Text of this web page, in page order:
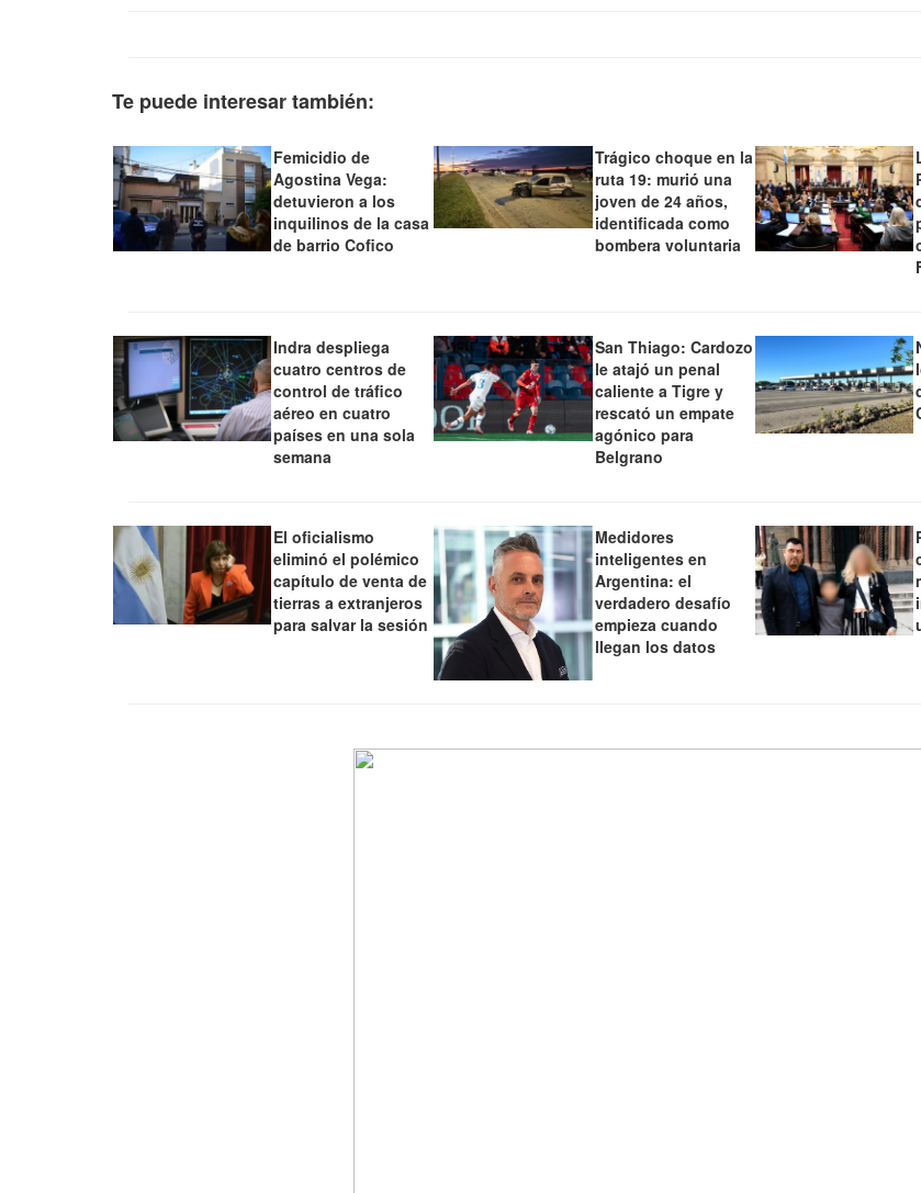
Te puede interesar también:
Femicidio de
Agostina Vega:
detuvieron a los
inquilinos de la casa
de barrio Cofico
Trágico choque en la
ruta 19: murió una
joven de 24 años,
identificada como
bombera voluntaria
Indra despliega
cuatro centros de
control de tráfico
aéreo en cuatro
países en una sola
semana
San Thiago: Cardozo
le atajó un penal
caliente a Tigre y
rescató un empate
agónico para
Belgrano
El oficialismo
eliminó el polémico
capítulo de venta de
tierras a extranjeros
para salvar la sesión
Medidores
inteligentes en
Argentina: el
verdadero desafío
empieza cuando
llegan los datos